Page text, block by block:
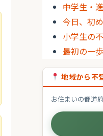
中学生・
今日、初
小学生の
最初の一歩
地域から不
お住まいの都道